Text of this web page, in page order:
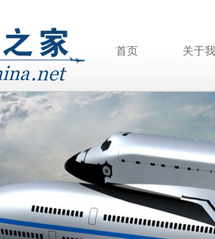
首页 关于